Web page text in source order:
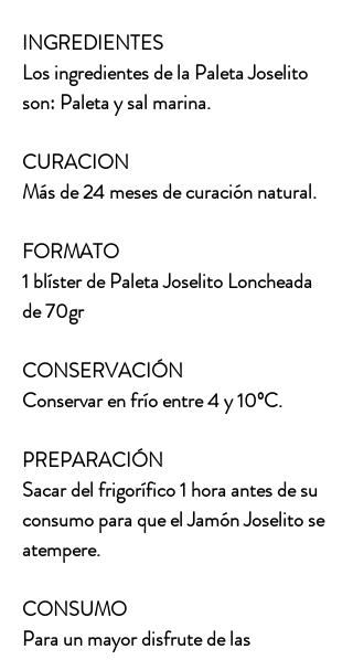
INGREDIENTES
Los ingredientes de la Paleta Joselito
son: Paleta y sal marina.
CURACION
Más de 24 meses de curación natural.
FORMATO
1 blíster de Paleta Joselito Loncheada
de 70gr
CONSERVACIÓN
Conservar en frío entre 4 y 10ºC.
PREPARACIÓN
Sacar del frigorífico 1 hora antes de su
consumo para que el Jamón Joselito se
atempere.
CONSUMO
Para un mayor disfrute de las